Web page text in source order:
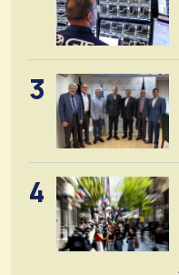
3
4